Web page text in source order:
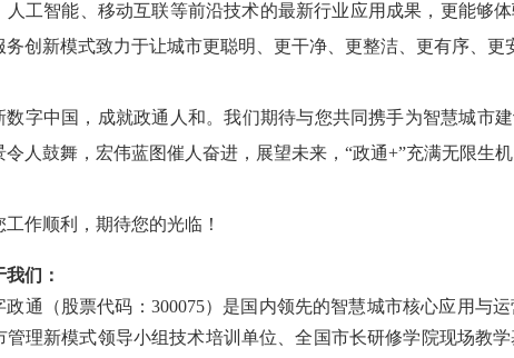
人工智能、移动互联等前沿技术的最新行业应用成果，更能够
务创新模式致力于让城市更聪明、更干净、更整洁、更有序、
数字中国，成就政通人和。我们期待与您共同携手为智慧城市
令人鼓舞，宏伟蓝图催人奋进，展望未来，“政通+”充满无限生机
工作顺利，期待您的光临！
我们：
政通（股票代码：300075）是国内领先的智慧城市核心应用与
管理新模式领导小组技术培训单位、全国市长研修学院现场教